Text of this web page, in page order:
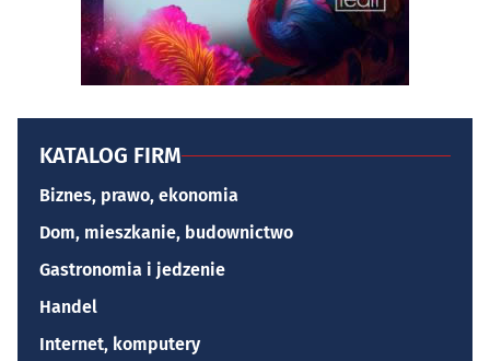
KATALOG FIRM
Biznes, prawo, ekonomia
Dom, mieszkanie, budownictwo
Gastronomia i jedzenie
Handel
Internet, komputery